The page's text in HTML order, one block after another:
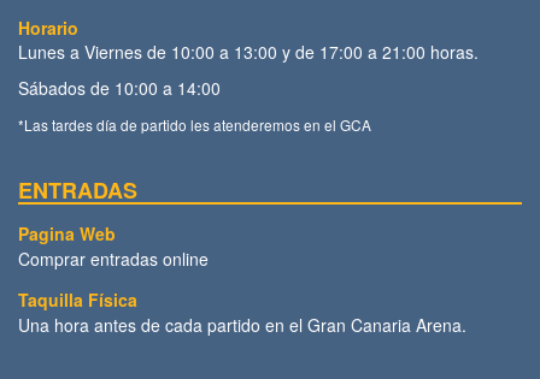
Horario
Lunes a Viernes de 10:00 a 13:00 y de 17:00 a 21:00 horas.
Sábados de 10:00 a 14:00
*Las tardes día de partido les atenderemos en el GCA
ENTRADAS
Pagina Web
Comprar entradas online
Taquilla Física
Una hora antes de cada partido en el Gran Canaria Arena.